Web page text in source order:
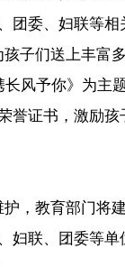
团委、妇联等
子们送上丰富
予你》为主
誉证书，激励
教育部门将建
妇联、团委等